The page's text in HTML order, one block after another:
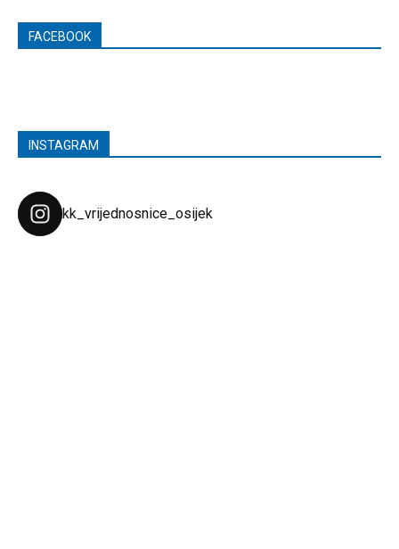
FACEBOOK
INSTAGRAM
kk_vrijednosnice_osijek